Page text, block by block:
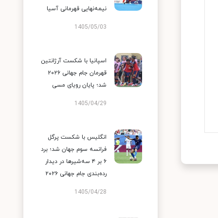
نیمه‌نهایی قهرمانی آسیا
1405/05/03
اسپانیا با شکست آرژانتین
قهرمان جام جهانی ۲۰۲۶
شد؛ پایان رویای مسی
1405/04/29
انگلیس با شکست پرگل
فرانسه سوم جهان شد؛ برد
۶ بر ۴ سه‌شیرها در دیدار
رده‌بندی جام جهانی ۲۰۲۶
1405/04/28